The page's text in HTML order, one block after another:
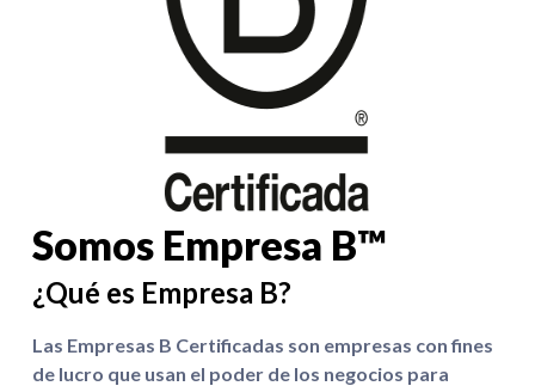
Somos Empresa B™
¿Qué es Empresa B?
Las Empresas B Certificadas son empresas con fines
de lucro que usan el poder de los negocios para